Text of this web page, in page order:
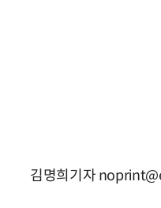
김명희기자